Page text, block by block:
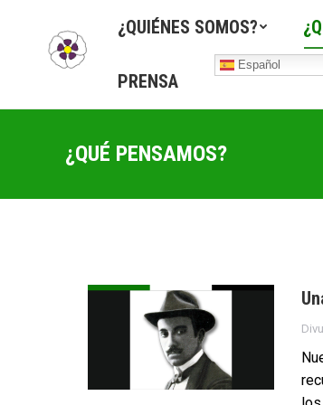
¿QUIÉNES SOMOS?
PRENSA
Español
¿QUÉ PENSAMOS?